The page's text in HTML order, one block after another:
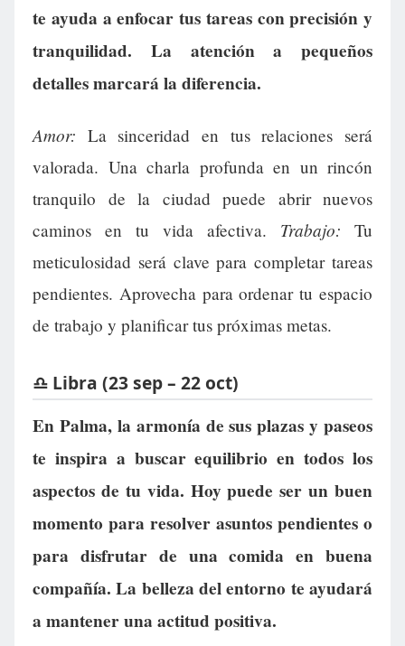
te ayuda a enfocar tus tareas con precisión y
tranquilidad. La atención a pequeños
detalles marcará la diferencia.
Amor: La sinceridad en tus relaciones será
valorada. Una charla profunda en un rincón
tranquilo de la ciudad puede abrir nuevos
caminos en tu vida afectiva. Trabajo: Tu
meticulosidad será clave para completar tareas
pendientes. Aprovecha para ordenar tu espacio
de trabajo y planificar tus próximas metas.
♎ Libra (23 sep – 22 oct)
En Palma, la armonía de sus plazas y paseos
te inspira a buscar equilibrio en todos los
aspectos de tu vida. Hoy puede ser un buen
momento para resolver asuntos pendientes o
para disfrutar de una comida en buena
compañía. La belleza del entorno te ayudará
a mantener una actitud positiva.